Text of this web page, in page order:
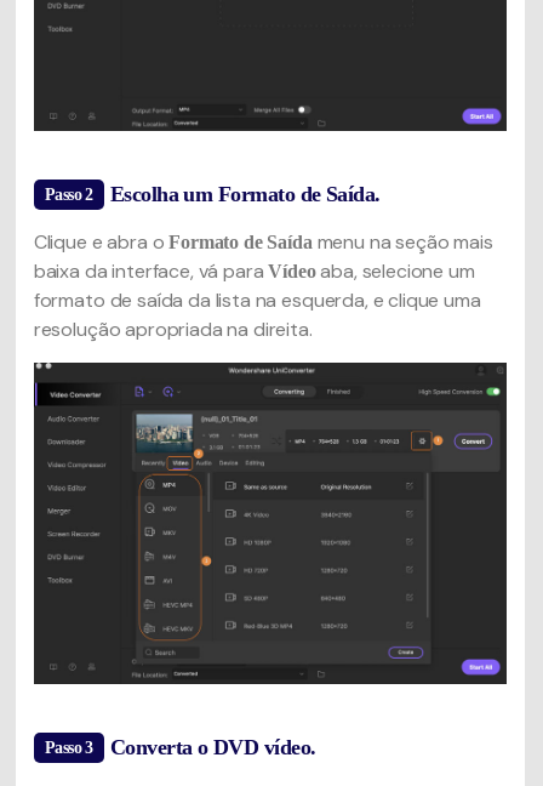
Passo 2 Escolha um Formato de Saída.
Clique e abra oFormato de Saídamenu na seção mais
baixa da interface, vá paraVídeoaba, selecione um
formato de saída da lista na esquerda, e clique uma
resolução apropriada na direita.
Passo 3 Converta o DVD vídeo.